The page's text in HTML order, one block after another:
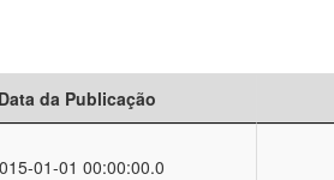
Data da Publicação
01-01 00:00:00.0